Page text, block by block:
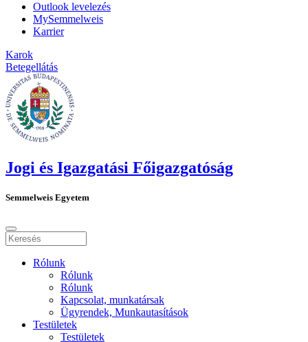
Outlook levelezés
MySemmelweis
Karrier
Karok
Betegellátás
Jogi és Igazgatási Főigazgatóság
Semmelweis Egyetem
Rólunk
Rólunk
Rólunk
Kapcsolat, munkatársak
Ügyrendek, Munkautasítások
Testületek
Testületek